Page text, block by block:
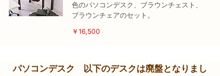
色のパソコンデスク、ブラウンチェスト、
ブラウンチェアのセット。
￥16,500
パソコンデスク 以下のデスクは廃盤となりまし